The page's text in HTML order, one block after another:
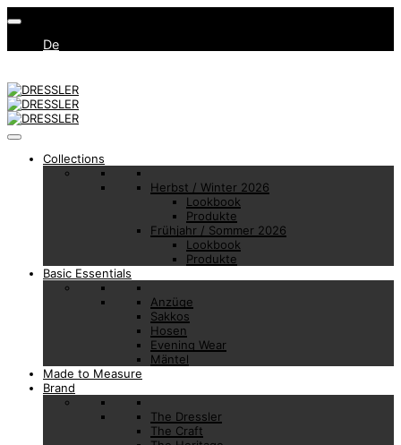
De
Collections
Herbst / Winter 2026
Lookbook
Produkte
Frühjahr / Sommer 2026
Lookbook
Produkte
Basic Essentials
Anzüge
Sakkos
Hosen
Evening Wear
Mäntel
Made to Measure
Brand
The Dressler
The Craft